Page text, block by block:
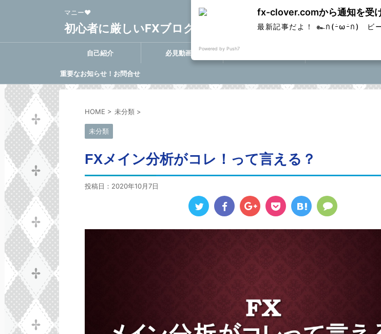
マニー❤
初心者に厳しいFXブログ FX-Clover
自己紹介 必見動画集
重要なお知らせ！お問合せ
HOME > 未分類 >
未分類
FXメイン分析がコレ！って言える？
投稿日： 2020年10月7日
fx-clover.comから通知を受
最新記事だよ！ ๛ก(ｰ̀ωｰ́ก) ビー
Powered by Push7